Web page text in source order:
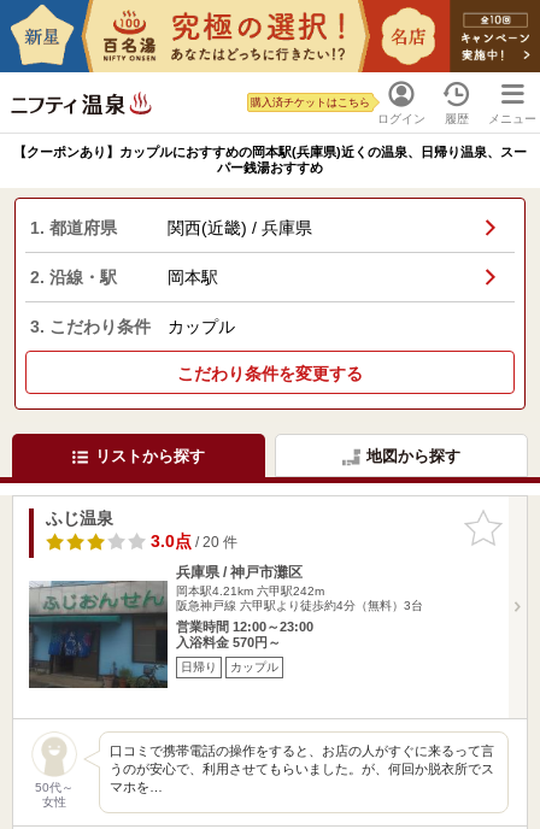
ログイン
購入済チケットはこちら
履歴 メニュー
【クーポンあり】カップルにおすすめの岡本駅(兵庫県)近くの温泉、日帰り温泉、スー
パー銭湯おすすめ
1. 都道府県 関西(近畿) / 兵庫県
2. 沿線・駅 岡本駅
3. こだわり条件 カップル
こだわり条件を変更する
リストから探す 地図から探す
お気に入
りに追加
ふじ温泉
3.0点/ 20 件
兵庫県 / 神戸市灘区
岡本駅4.21km 六甲駅242m
阪急神戸線 六甲駅より徒歩約4分（無料）3台
営業時間 12:00～23:00
入浴料金 570円～
日帰り カップル
50代～
女性
口コミで携帯電話の操作をすると、お店の人がすぐに来るって言
うのが安心で、利用させてもらいました。が、何回か脱衣所でス
マホを…